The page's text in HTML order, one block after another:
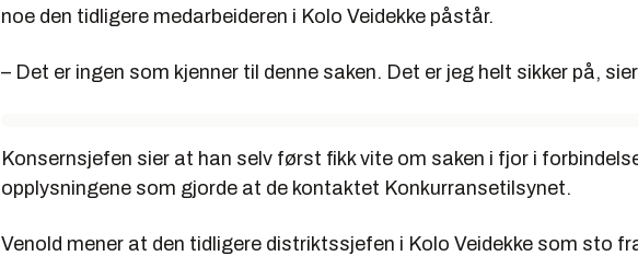
noe den tidligere medarbeideren i Kolo Veidekke påstår.
– Det er ingen som kjenner til denne saken. Det er jeg helt sikker på,
Konsernsjefen sier at han selv først fikk vite om saken i fjor i
opplysningene som gjorde at de kontaktet Konkurransetilsynet.
Venold mener at den tidligere distriktssjefen i Kolo Veidekke som sto